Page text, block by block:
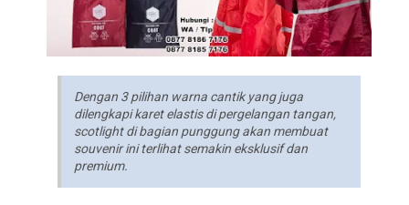
Dengan 3 pilihan warna cantik yang juga
dilengkapi karet elastis di pergelangan tangan,
scotlight di bagian punggung akan membuat
souvenir ini terlihat semakin eksklusif dan
premium.